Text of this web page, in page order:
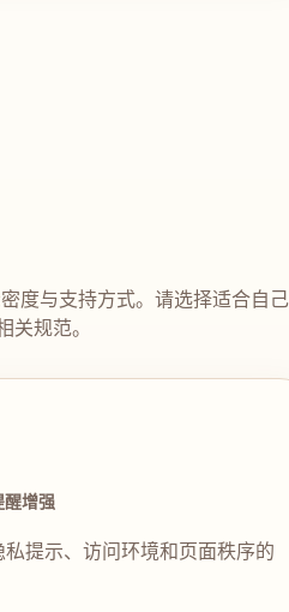
度与支持方式。请选择适合自
规范。
醒增强
提示、访问环境和页面秩序的